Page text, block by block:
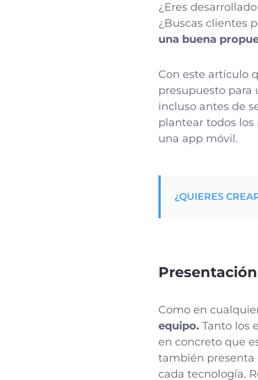
¿Eres
¿Buscas clientes
una buena
Con este artículo
presupuesto para
incluso antes de
plantear todos
una app móvil.
¿QUIERES
Como en
equipo. Tanto los
en concreto que
también presenta
cada tecnología.